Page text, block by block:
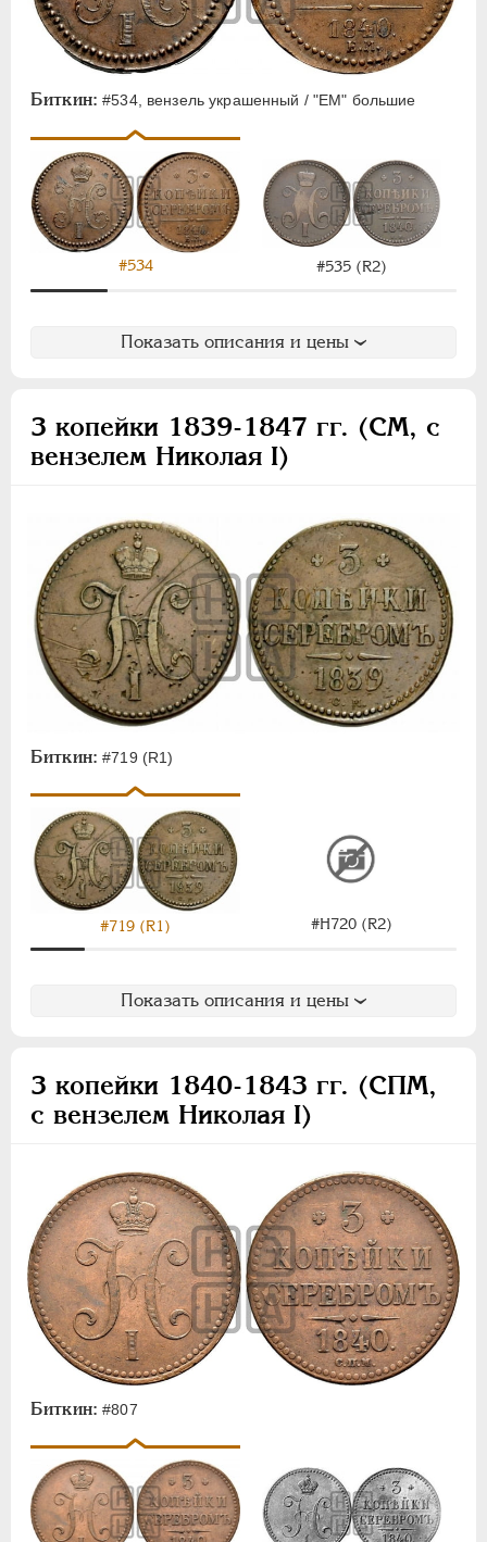
Биткин: #534, вензель украшенный / "ЕМ" большие
#534 #535 (R2)
Показать описания и цены
3 копейки 1839-1847 гг. (СМ, с
вензелем Николая I)
Биткин: #719 (R1)
#719 (R1) #Н720 (R2)
Показать описания и цены
3 копейки 1840-1843 гг. (СПМ,
с вензелем Николая I)
Биткин: #807
1 копейка
1/2 копейки
Денежка
1/4 копейки
Полушка
Пробные
Памятные и донативные
Для Грузии
Русско-Польские
АЛЕКСАНДР II
1855-1881
АЛЕКСАНДР III 1881-1894
ИНОСТРАННЫЕ 1768-1918